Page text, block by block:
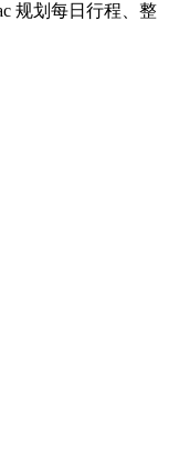
规划每日行程、整